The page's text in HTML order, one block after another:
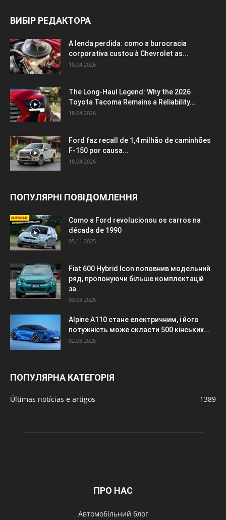
ВИБІР РЕДАКТОРА
A lenda perdida: como a burocracia
corporativa custou à Chevrolet as...
18.04.2026
The Long-Haul Legend: Why the 2026
Toyota Tacoma Remains a Reliability...
18.04.2026
Ford faz recall de 1,4 milhão de caminhões
F-150 por causa...
18.04.2026
ПОПУЛЯРНІ ПОВІДОМЛЕННЯ
Como a Ford revolucionou os carros na
década de 1990
05.11.2025
Fiat 600 Hybrid Icon поповнив модельний
ряд, пропонуючи більше комплектацій
за...
03.08.2025
Alpine A110 стане електричним, і його
потужність може скласти 500 кінських...
02.08.2025
ПОПУЛЯРНА КАТЕГОРІЯ
Últimas notícias e artigos 1389
ПРО НАС
Автомобільний блог